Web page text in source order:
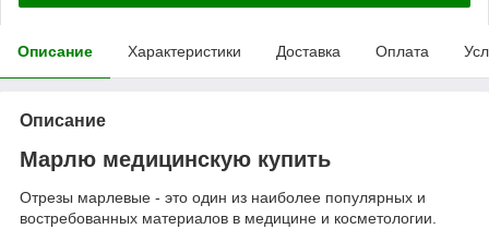
Описание Характеристики Доставка Оплата
Описание
Марлю медицинскую купить
Отрезы марлевые - это один из наиболее популярных и
востребованных материалов в медицине и косметологии.